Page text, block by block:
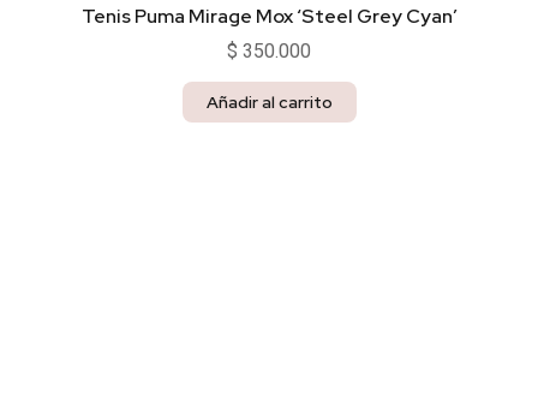
Tenis Puma Mirage Mox ‘Steel Grey Cyan’
$ 350.000
Añadir al carrito